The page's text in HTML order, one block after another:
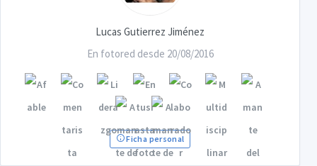
Lucas Gutierrez Jiménez
En fotored desde 20/08/2016
Ficha personal